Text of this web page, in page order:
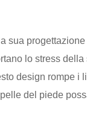
sua
lo stress
design rompe i
del piede